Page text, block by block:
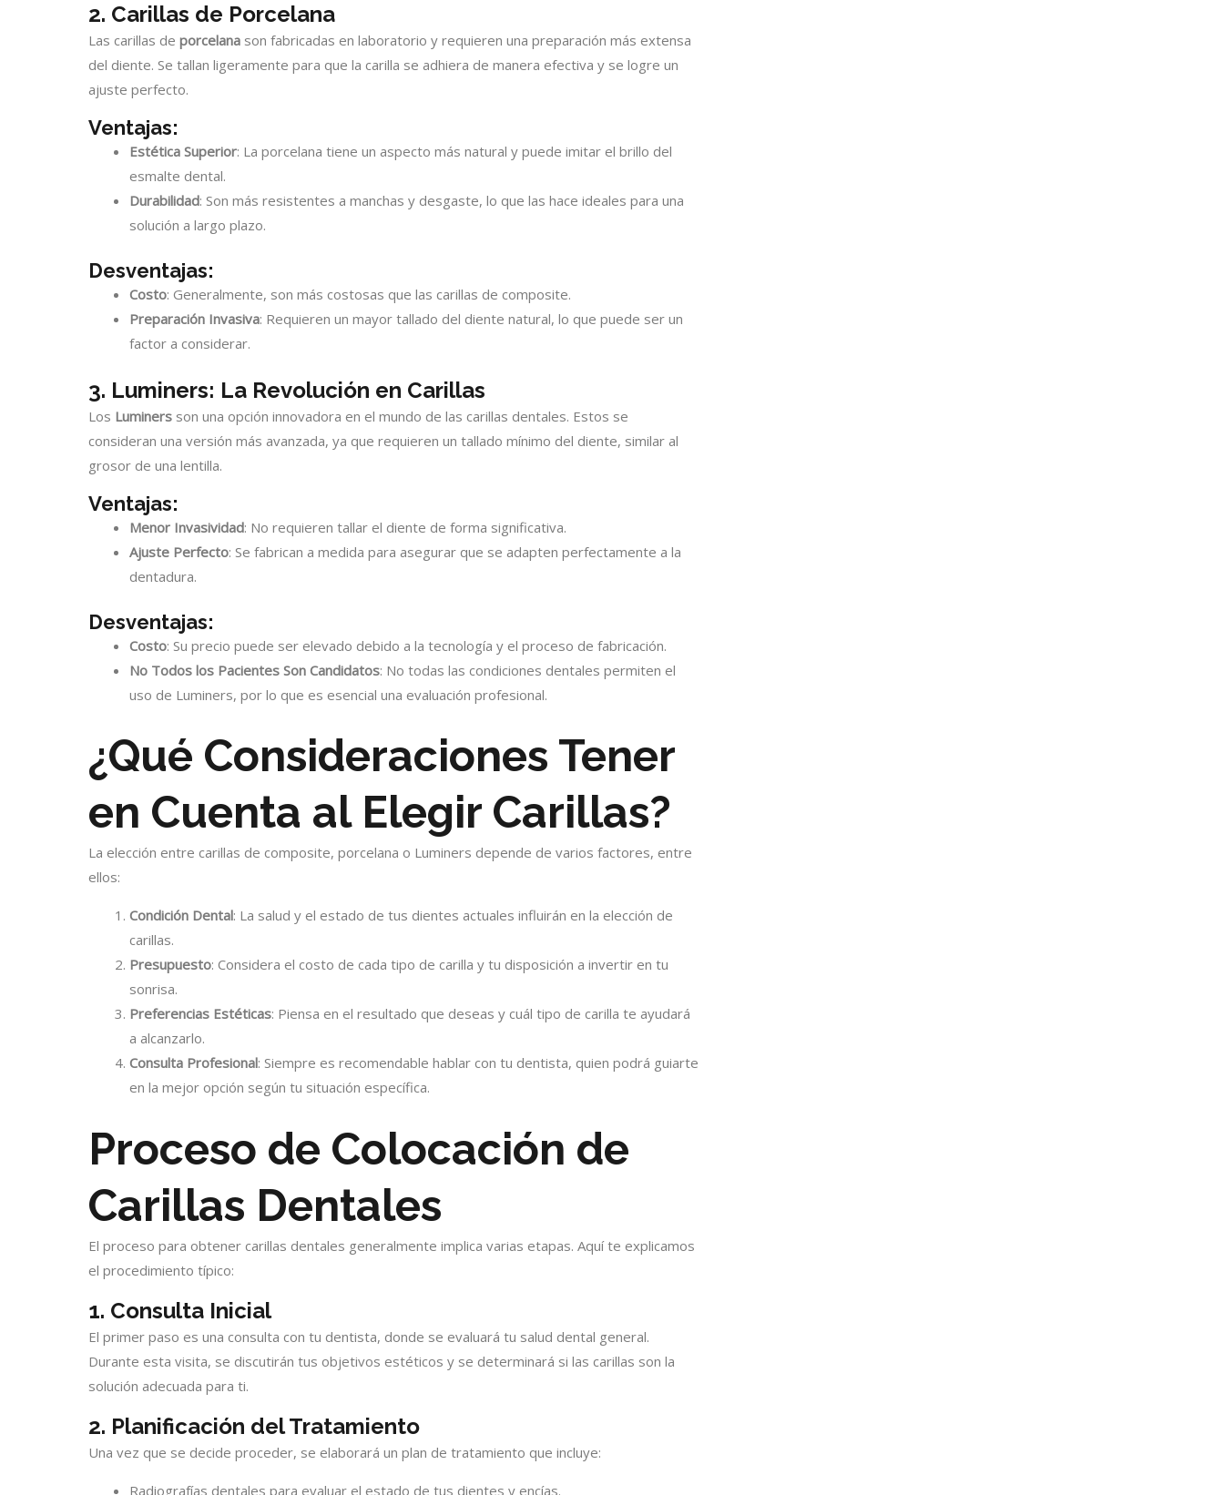
2. Carillas de Porcelana
Las carillas de porcelana son fabricadas en laboratorio y requieren una preparación más extensa
del diente. Se tallan ligeramente para que la carilla se adhiera de manera efectiva y se logre un
ajuste perfecto.
Ventajas:
Estética Superior: La porcelana tiene un aspecto más natural y puede imitar el brillo del
esmalte dental.
Durabilidad: Son más resistentes a manchas y desgaste, lo que las hace ideales para una
solución a largo plazo.
Desventajas:
Costo: Generalmente, son más costosas que las carillas de composite.
Preparación Invasiva: Requieren un mayor tallado del diente natural, lo que puede ser un
factor a considerar.
3. Luminers: La Revolución en Carillas
Los Luminers son una opción innovadora en el mundo de las carillas dentales. Estos se
consideran una versión más avanzada, ya que requieren un tallado mínimo del diente, similar al
grosor de una lentilla.
Ventajas:
Menor Invasividad: No requieren tallar el diente de forma significativa.
Ajuste Perfecto: Se fabrican a medida para asegurar que se adapten perfectamente a la
dentadura.
Desventajas:
Costo: Su precio puede ser elevado debido a la tecnología y el proceso de fabricación.
No Todos los Pacientes Son Candidatos: No todas las condiciones dentales permiten el
uso de Luminers, por lo que es esencial una evaluación profesional.
¿Qué Consideraciones Tener
en Cuenta al Elegir Carillas?
La elección entre carillas de composite, porcelana o Luminers depende de varios factores, entre
ellos:
Condición Dental: La salud y el estado de tus dientes actuales influirán en la elección de
carillas.
Presupuesto: Considera el costo de cada tipo de carilla y tu disposición a invertir en tu
sonrisa.
Preferencias Estéticas: Piensa en el resultado que deseas y cuál tipo de carilla te ayudará
a alcanzarlo.
Consulta Profesional: Siempre es recomendable hablar con tu dentista, quien podrá guiarte
en la mejor opción según tu situación específica.
Proceso de Colocación de
Carillas Dentales
El proceso para obtener carillas dentales generalmente implica varias etapas. Aquí te explicamos
el procedimiento típico:
1. Consulta Inicial
El primer paso es una consulta con tu dentista, donde se evaluará tu salud dental general.
Durante esta visita, se discutirán tus objetivos estéticos y se determinará si las carillas son la
solución adecuada para ti.
2. Planificación del Tratamiento
Una vez que se decide proceder, se elaborará un plan de tratamiento que incluye:
Radiografías dentales para evaluar el estado de tus dientes y encías.